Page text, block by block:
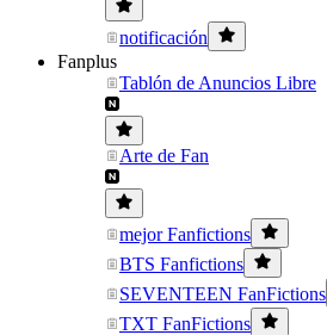
notificación
Fanplus
Tablón de Anuncios Libre
Arte de Fan
mejor Fanfictions
BTS Fanfictions
SEVENTEEN FanFictions
TXT FanFictions